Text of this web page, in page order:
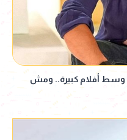
وسط أفلام كبيرة.. ومش